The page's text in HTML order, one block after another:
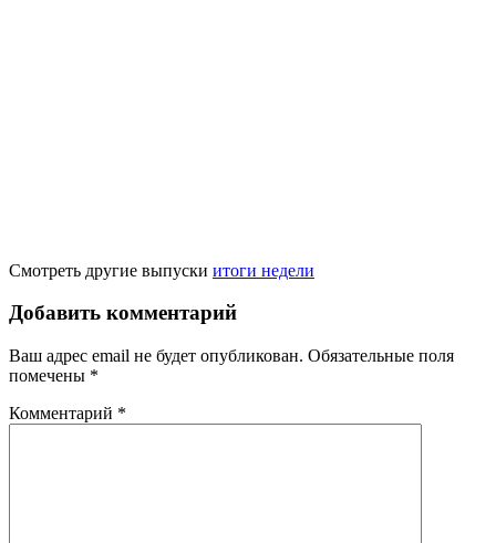
Смотреть другие выпуски итоги недели
Добавить комментарий
Ваш адрес email не будет опубликован. Обязательные поля
помечены *
Комментарий *